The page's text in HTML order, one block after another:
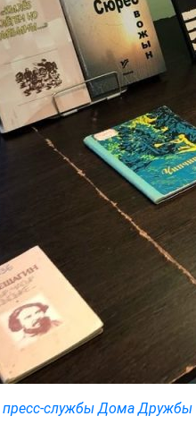
пресс-службы Дома Дружбы